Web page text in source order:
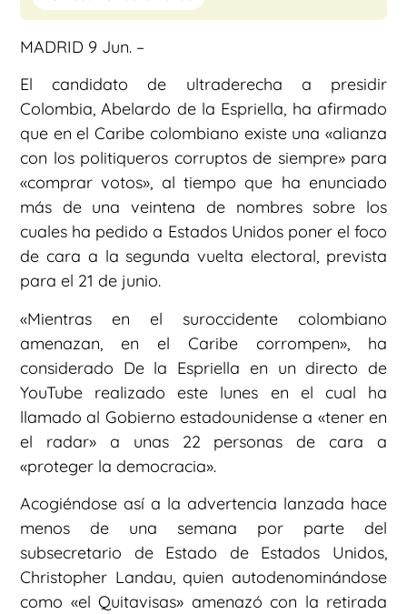
MADRID 9 Jun. –
El candidato de ultraderecha a presidir
Colombia, Abelardo de la Espriella, ha afirmado
que en el Caribe colombiano existe una «alianza
con los politiqueros corruptos de siempre» para
«comprar votos», al tiempo que ha enunciado
más de una veintena de nombres sobre los
cuales ha pedido a Estados Unidos poner el foco
de cara a la segunda vuelta electoral, prevista
para el 21 de junio.
«Mientras en el suroccidente colombiano
amenazan, en el Caribe corrompen», ha
considerado De la Espriella en un directo de
YouTube realizado este lunes en el cual ha
llamado al Gobierno estadounidense a «tener en
el radar» a unas 22 personas de cara a
«proteger la democracia».
Acogiéndose así a la advertencia lanzada hace
menos de una semana por parte del
subsecretario de Estado de Estados Unidos,
Christopher Landau, quien autodenominándose
como «el Quitavisas» amenazó con la retirada